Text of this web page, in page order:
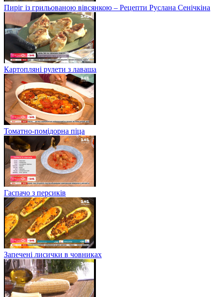
Пиріг із грильованою вівсянкою – Рецепти Руслана Сенічкіна
Картопляні рулети з лаваша
Томатно-помідорна піца
Гаспачо з персиків
Запечені лисички в човниках